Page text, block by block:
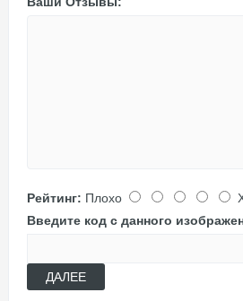
Рейтинг: Плохо
Введите код с данного
ДАЛЕЕ